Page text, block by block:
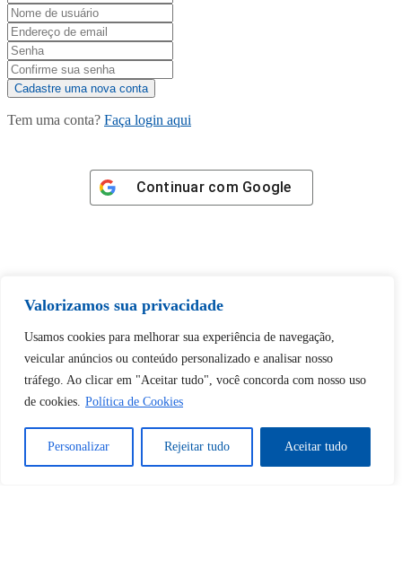
Valorizamos sua privacidade
Usamos cookies para melhorar sua experiência de navegação,
veicular anúncios ou conteúdo personalizado e analisar nosso
tráfego. Ao clicar em "Aceitar tudo", você concorda com nosso uso
de cookies. Política de Cookies
Personalizar Rejeitar tudo Aceitar tudo
Tem uma conta? Faça login aqui
Continuar com Google
Tem certeza de que deseja
desbloquear esta publicação?
Desbloquear esquerda : 0
Sim